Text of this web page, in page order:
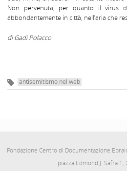
Non pervenuta, per quanto il virus
abbondantemente in città, nell’aria che
di Gadi Polacco
antisemitismo nel web
Fondazione Centro di Documentazione
piazza Edmond J. Safra